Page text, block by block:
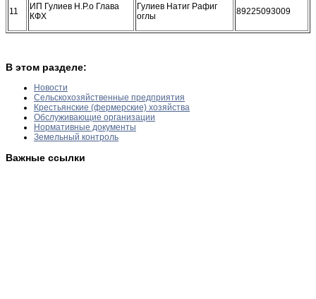
11
ИП Гулиев Н.Р.о Глава
КФХ
Гулиев Натиг Рафиг
оглы
89225093009
В этом разделе:
Новости
Сельскохозяйственные предприятия
Крестьянские (фермерские) хозяйства
Обслуживающие организации
Нормативные документы
Земельный контроль
Важные ссылки